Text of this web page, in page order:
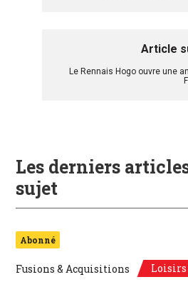
Article
Le Rennais Hogo ouvre une
Les derniers
sujet
Abonné
Fusions & Acquisitions Loisirs